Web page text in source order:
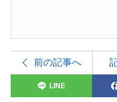
前の記事へ
LINE